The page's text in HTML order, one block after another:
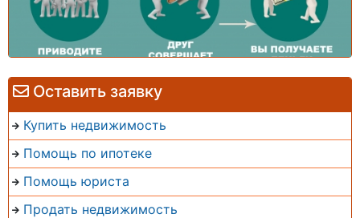
Оставить заявку
Купить недвижимость
Помощь по ипотеке
Помощь юриста
Продать недвижимость